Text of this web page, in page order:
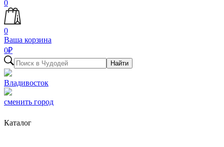
0
0
Ваша корзина
0₽
Найти
Владивосток
сменить город
Каталог